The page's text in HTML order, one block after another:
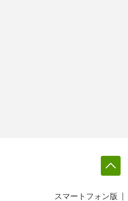
スマートフォン版